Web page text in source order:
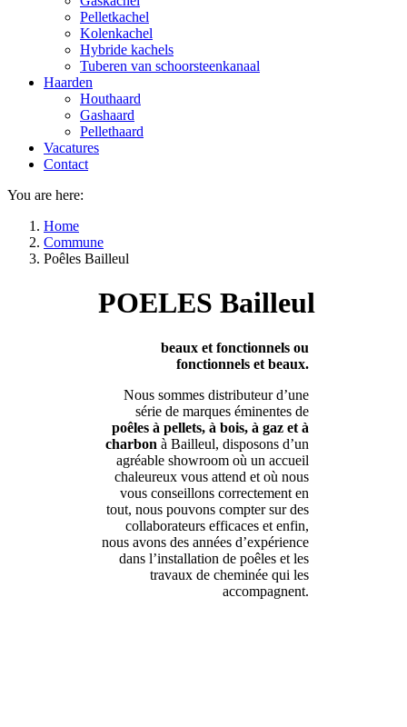
Pelletkachel
Kolenkachel
Hybride kachels
Tuberen van schoorsteenkanaal
Haarden
Houthaard
Gashaard
Pellethaard
Vacatures
Contact
You are here:
Home
Commune
Poêles Bailleul
POELES Bailleul
beaux et fonctionnels ou
fonctionnels et beaux.
Nous sommes distributeur d’une
série de marques éminentes de
poêles à pellets, à bois, à gaz et à
charbon à Bailleul, disposons d’un
agréable showroom où un accueil
chaleureux vous attend et où nous
vous conseillons correctement en
tout, nous pouvons compter sur des
collaborateurs efficaces et enfin,
nous avons des années d’expérience
dans l’installation de poêles et les
travaux de cheminée qui les
accompagnent.